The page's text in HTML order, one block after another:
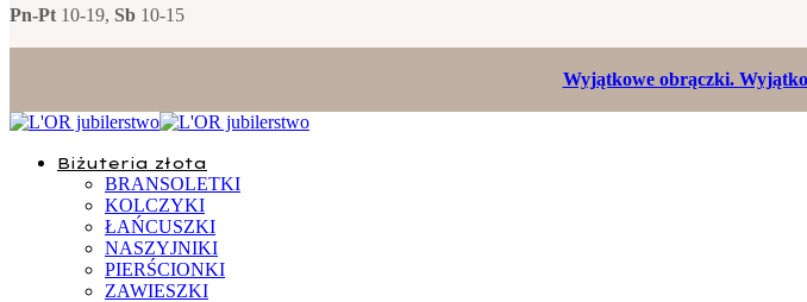
Pn-Pt 10-19, Sb 10-15
Wyjątkowe obrączki.
Biżuteria złota
BRANSOLETKI
KOLCZYKI
ŁAŃCUSZKI
NASZYJNIKI
PIERŚCIONKI
ZAWIESZKI